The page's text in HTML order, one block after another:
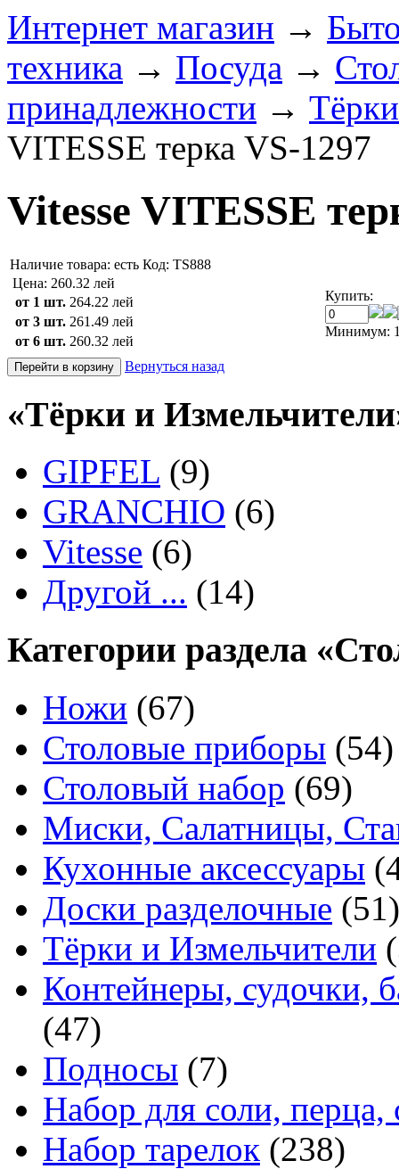
Интернет магазин →
техника → Посуда →
принадлежности →
VITESSE терка VS-1297
Vitesse VITESSE
Наличие товара: есть Код: TS888
Цена: 260.32 лей
от 1 шт. 264.22 лей
от 3 шт. 261.49 лей
от 6 шт. 260.32 лей
Купить:
Минимум:
Вернуться назад
«Тёрки и
GIPFEL (9)
GRANCHIO (6)
Vitesse (6)
Другой ... (14)
Категории раздела
Ножи (67)
Столовые приборы (54)
Столовый набор (69)
Миски, Салатницы,
Кухонные аксессуары
Доски разделочные (51)
Тёрки и Измельчители
Контейнеры, судочки,
(47)
Подносы (7)
Набор для соли, перца,
Набор тарелок (238)